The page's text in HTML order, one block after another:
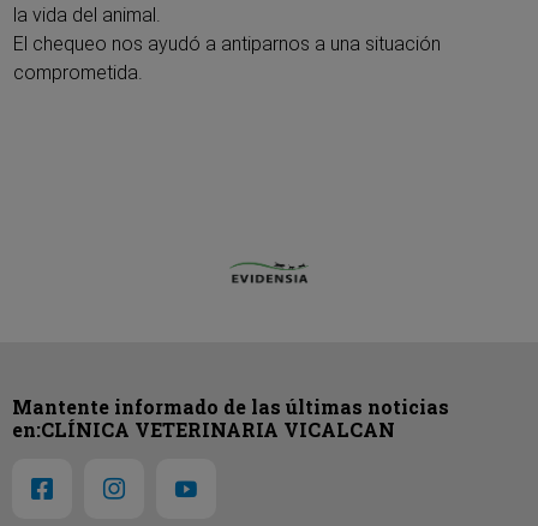
la vida del animal.
El chequeo nos ayudó a antiparnos a una situación
comprometida.
Mantente informado de las últimas noticias
en:CLÍNICA VETERINARIA VICALCAN